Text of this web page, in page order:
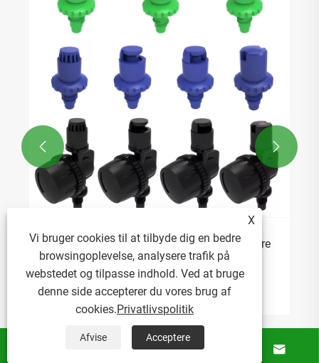
Hvordan kan mikrosprinklersprøjter optimere
vandfordelingen i drivhuse?
Se mere >>
 
 
X
Vi bruger cookies til at tilbyde dig en bedre
browsingoplevelse, analysere trafik på
webstedet og tilpasse indhold. Ved at bruge
denne side accepterer du vores brug af
cookies.Privatlivspolitik
Afvise Acceptere